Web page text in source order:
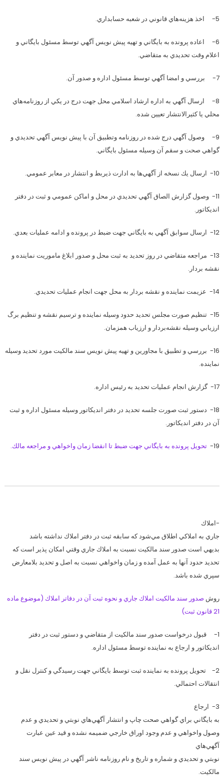
5- اخذ هزينه‌هاي قانوني در شعبه حسابداري.
6- اعاده پرونده به بايگاني و تهيه پيش نويس آگهي توسط مسئول بايگاني و
اعلام وقت تحديدي به متقاضي.
7- بررسي و امضا آگهي توسط مسئول اداره و صدور آن.
8- ارسال آگهي به اداره ارشاد اسلامي محل جهت درج در يكي از روزنامه‌هاي
محلي يا كثيرالانتشار تعيين شده.
9- وصول آگهي درج شده در روزنامه وتطبيق آن با پيش نويس آگهي تحديدي و
گواهي صحت و سقم آن وسيله مسئول بايگاني.
10- ارسال يك نسخه از آگهي‌ها به ادارت ذيربط و انتشار در معابر عمومي.
11- وصول گزارش الصاق آگهي تحديدي در محل و اماكن عمومي و ثبت در دفتر
انديكاتور.
12- ارسال سوابق آگهي به بايگاني جهت ضبط در پرونده و ادامه عمليات بعدي.
13- مراجعه متقاضي در روز تحديد به ثبت محل و صدور ابلاغ ماموريت نماينده و
نقشه بردار.
14- عزيمت نماينده و نقشه بردار به محل جهت انجام عمليات تحديدي.
15- تنظيم صورت مجلس تحديد حدود وسيله نماينده و ترسيم نقشه و تنظيم برگ
ارزيابي وسيله نقشه‌بردار و ارزياب همزمان.
16- بررسي و تطبيق با مجاورين و تهيه پيش نويس سند مالكيت مورد تحديد وسيله
نماينده.
17- گزارش انجام عمليات تحديد به رئيس اداره.
18- دستور ثبت صورت جلسه تحديد در دفتر انديكاتور وسيله مسئول اداره و ثبت
آن در دفتر انديكاتور.
19- تحويل پرونده به بايگاني جهت ضبط تا انقضا زمان واخواهي و مراجعه مالك.
-املاك
جاري به املاكي اطلاق مي‌شود كه سابقه ثبت در دفتر املاك نداشته باشد
بديهي است صدور سند مالكيت نسبت به املاك جاري وقتي امكان پذير است كه
تحديد حدود آنها به عمل آمده و زمان واخواهي نسبت به اصل و تحديد بلامعارض
سپري شده باشد.
روش صدور سند مالكيت املاك جاري و نحوه ثبت آن در دفاتر املاك (موضوع ماده
21 قانون ثبت)
1- قبول درخواست صدور سند مالكيت از متقاضي و دستور ثبت در دفتر
انديكاتور و ارجاع به نماينده توسط مسئول اداره.
2- تحويل پرونده به نماينده ثبت توسط بايگاني جهت رسيدگي و كنترل نقل و
انتقالات احتمالي.
3- ارجاع
به بايگاني براي گواهي صحت چاپ و انتشار آگهي‌هاي نوبتي و تحديدي و عدم
وصول واخواهي و عدم وجود اوراق خارجي ضميمه نشده و قيد عين عبارت
آگهي‌هاي
نوبتي و تحديدي و شماره و تاريخ و نام روزنامه ناشر آگهي در پيش نويس سند
مالكيت.